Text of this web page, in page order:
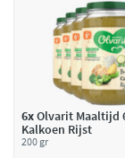
6xOlvarit Maaltijd
Kalkoen Rijst
200 gr